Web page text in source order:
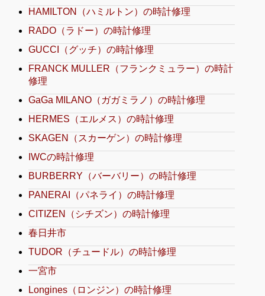
HAMILTON（ハミルトン）の時計修理
RADO（ラドー）の時計修理
GUCCI（グッチ）の時計修理
FRANCK MULLER（フランクミュラー）の時計
修理
GaGa MILANO（ガガミラノ）の時計修理
HERMES（エルメス）の時計修理
SKAGEN（スカーゲン）の時計修理
IWCの時計修理
BURBERRY（バーバリー）の時計修理
PANERAI（パネライ）の時計修理
CITIZEN（シチズン）の時計修理
春日井市
TUDOR（チュードル）の時計修理
一宮市
Longines（ロンジン）の時計修理